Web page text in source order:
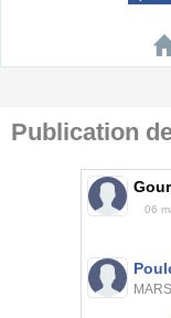
Publication
06